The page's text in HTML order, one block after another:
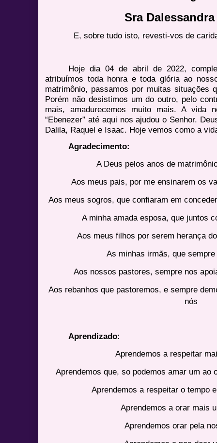
Sra
E, sobre tudo isto, revesti-vos de
Hoje dia 04 de abril de 2022,
atribuímos toda honra e toda glória ao
matrimônio, passamos por muitas situações
Porém não desistimos um do outro, pelo
mais, amadurecemos muito mais. A vida
“Ebenezer” até aqui nos ajudou o Senhor.
Dalila, Raquel e Isaac. Hoje vemos como a
Agradecimento:
A Deus pelos anos de
Aos meus pais, por me ensinarem os
Aos meus sogros, que confiaram em
A minha amada esposa, que juntos
Aos meus filhos por serem herança
As minhas irmãs, que
Aos nossos pastores, sempre nos
Aos rebanhos que pastoremos, e sempre
nós
Aprendizado:
Aprendemos a respeitar
Aprendemos que, so podemos amar um ao
Aprendemos a respeitar o tempo
Aprendemos a orar mais
Aprendemos orar pela